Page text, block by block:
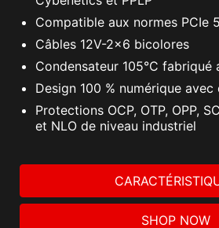
Compatible aux normes PCIe
Câbles 12V-2x6 bicolores
Condensateur 105°C fabriqué
Design 100 % numérique
Protections OCP, OTP, OPP,
et NLO de niveau industriel
SHOP NOW